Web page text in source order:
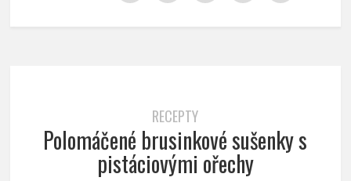
RECEPTY
Polomáčené brusinkové sušenky s
pistáciovými ořechy